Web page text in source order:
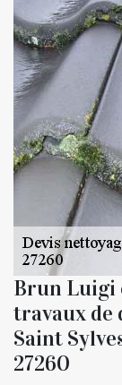
Brun Luigi
travaux de
Saint
27260